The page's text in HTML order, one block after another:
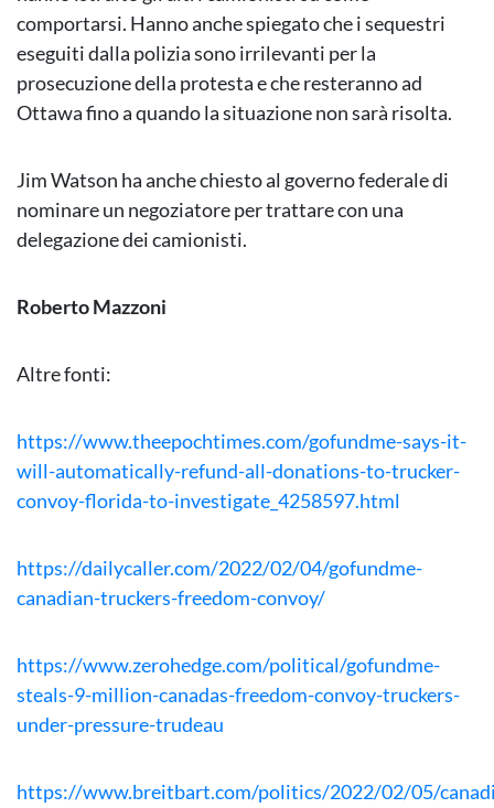
comportarsi. Hanno anche spiegato che i sequestri
eseguiti dalla polizia sono irrilevanti per la
prosecuzione della protesta e che resteranno ad
Ottawa fino a quando la situazione non sarà risolta.
Jim Watson ha anche chiesto al governo federale di
nominare un negoziatore per trattare con una
delegazione dei camionisti.
Roberto Mazzoni
Altre fonti:
https://www.theepochtimes.com/gofundme-says-it-
will-automatically-refund-all-donations-to-trucker-
convoy-florida-to-investigate_4258597.html
https://dailycaller.com/2022/02/04/gofundme-
canadian-truckers-freedom-convoy/
https://www.zerohedge.com/political/gofundme-
steals-9-million-canadas-freedom-convoy-truckers-
under-pressure-trudeau
https://www.breitbart.com/politics/2022/02/05/